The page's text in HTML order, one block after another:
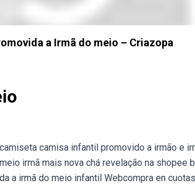
a Irmã do meio – Criazopa
camisa infantil promovido a irmão e
irmã mais nova chá revelação na shopee
a irmã do meio infantil Webcompra en